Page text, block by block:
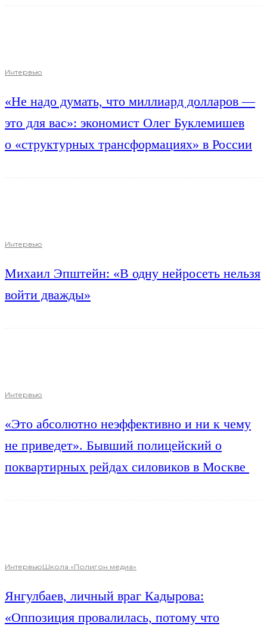
Интервью
«Не надо думать, что миллиард долларов —
это для вас»: экономист Олег Буклемишев
о «структурных трансформациях» в России
Интервью
Михаил Эпштейн: «В одну нейросеть нельзя
войти дважды»
Интервью
«Это абсолютно неэффективно и ни к чему
не приведет». Бывший полицейский о
поквартирных рейдах силовиков в Москве
ИнтервьюШкола «Полигон медиа»
Янгулбаев, личный враг Кадырова:
«Оппозиция провалилась, потому что